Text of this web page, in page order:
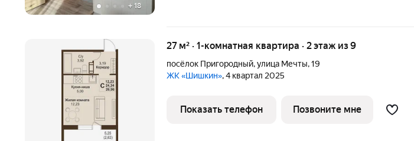
+ 18
27 м² · 1-комнатная квартира · 2 этаж из 9
посёлок Пригородный,улица Мечты,19
ЖК «Шишкин», 4 квартал 2025
Показать телефон Позвоните мне